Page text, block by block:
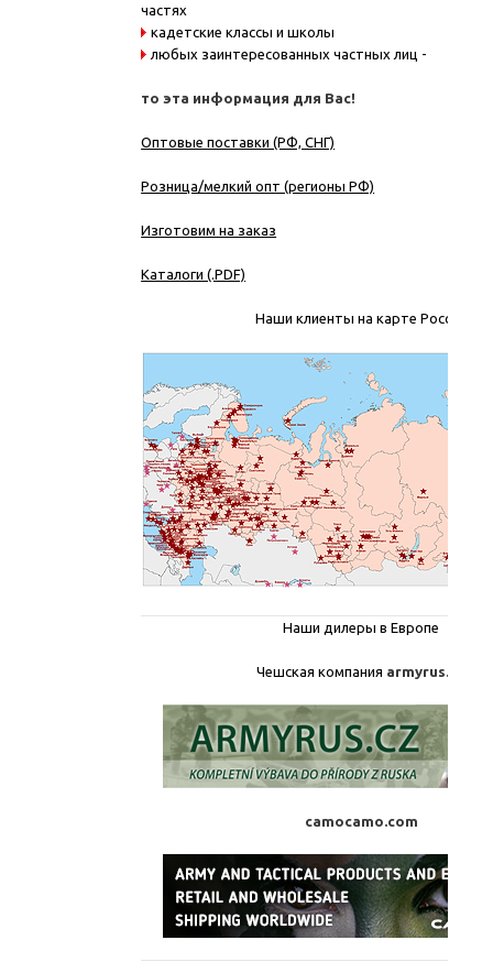
частях
кадетские классы и школы
любых заинтересованных частных лиц -
то эта информация для Вас!
Оптовые поставки (РФ, СНГ)
Розница/мелкий опт (регионы РФ)
Изготовим на заказ
Каталоги (.PDF)
Наши клиенты на карте России
Наши дилеры в Европе
Чешская компания armyrus.cz
camocamo.com